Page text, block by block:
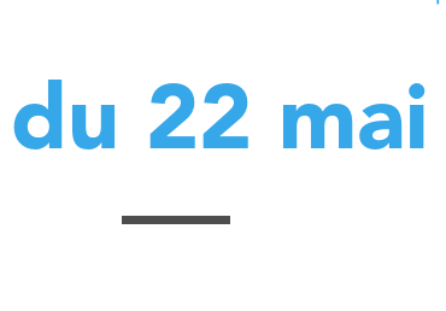
du 22